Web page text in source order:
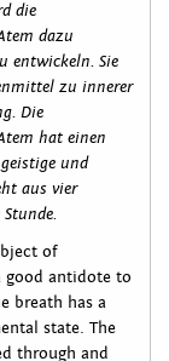
die
dazu
entwickeln. Sie
zu innerer
Die
hat einen
und
aus vier
of
good antidote to
breath has a
state. The
through and